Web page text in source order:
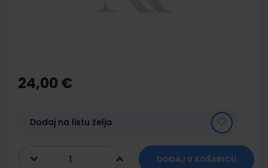
the
beginning
gallery
24,00 €
Dodaj na listu želja
DODAJ U KOŠARICU